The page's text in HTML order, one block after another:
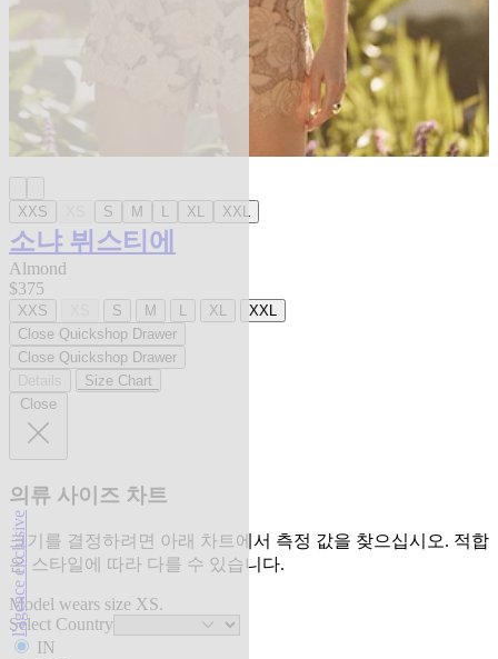
l'agence exclusive
XXS S M XL XXL
소냐 뷔스티에
Almond
$375
XXS S M XL
XXL
Close Quickshop Drawer
Close Quickshop Drawer
Size Chart
Close
의류 사이즈 차트
크기를 결정하려면 아래 차트에서 측정 값을 찾으십시오. 적합
은 스타일에 따라 다를 수 있습니다.
Model wears size XS.
Select Country
IN